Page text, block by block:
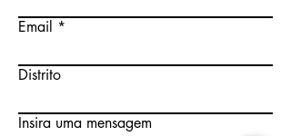
Email
Distrito
Insira uma mensagem